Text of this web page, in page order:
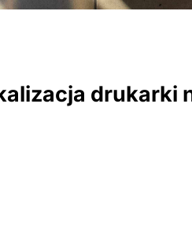
drukarki